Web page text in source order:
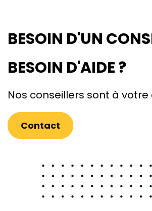
BESOIN D'UN
BESOIN D'AIDE ?
Nos conseillers sont à votre
Contact